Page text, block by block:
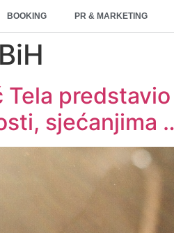
BOOKING PR & MARKETING
BiH
Tela
sjećanjima